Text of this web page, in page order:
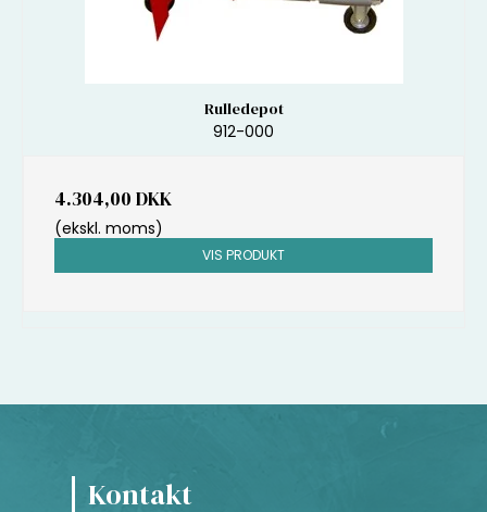
Rulledepot
912-000
4.304,00 DKK
(ekskl. moms)
VIS PRODUKT
Kontakt